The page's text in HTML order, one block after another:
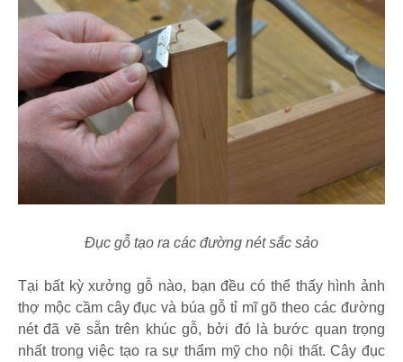
Đục gỗ tạo ra các đường nét sắc sảo
Tại bất kỳ xưởng gỗ nào, bạn đều có thể thấy hình ảnh
thợ mộc cầm cây đục và búa gỗ tỉ mĩ gõ theo các đường
nét đã vẽ sẵn trên khúc gỗ, bởi đó là bước quan trọng
nhất trong việc tạo ra sự thẩm mỹ cho nội thất. Cây đục